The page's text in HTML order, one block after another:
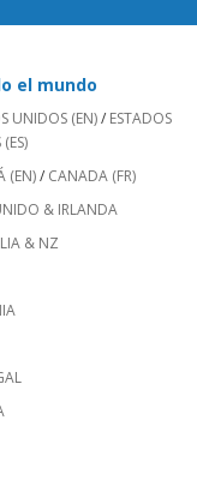
el mundo
UNIDOS (EN)/ ESTADOS
(EN)/ CANADA (FR)
& IRLANDA
& NZ